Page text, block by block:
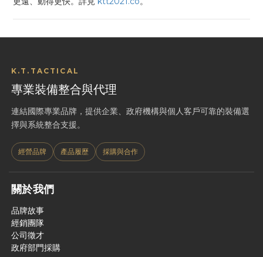
K.T.TACTICAL
專業裝備整合與代理
連結國際專業品牌，提供企業、政府機構與個人客戶可靠的裝備選
擇與系統整合支援。
經營品牌 產品履歷 採購與合作
關於我們
品牌故事
經銷團隊
公司徵才
政府部門採購